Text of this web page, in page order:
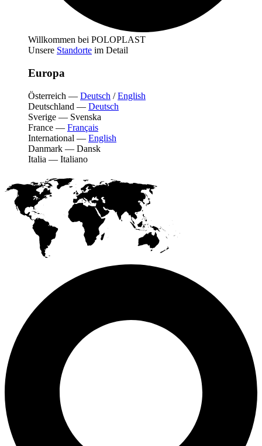
Willkommen bei POLOPLAST
Unsere Standorte im Detail
Europa
Österreich — Deutsch /English
Deutschland — Deutsch
Sverige — Svenska
France — Français
International — English
Danmark — Dansk
Italia — Italiano